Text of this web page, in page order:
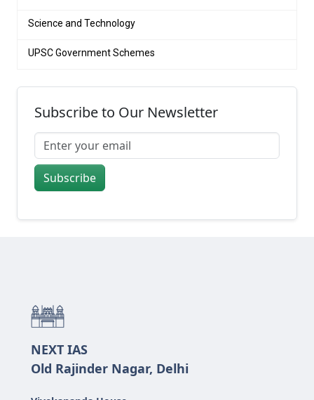
Science and Technology
UPSC Government Schemes
Subscribe to Our Newsletter
Subscribe
NEXT IAS
Old Rajinder Nagar, Delhi